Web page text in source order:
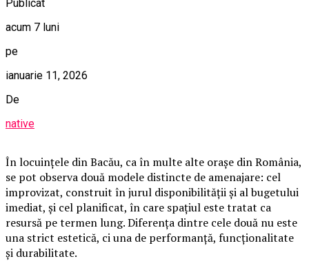
Publicat
acum 7 luni
pe
ianuarie 11, 2026
De
native
În locuințele din Bacău, ca în multe alte orașe din România,
se pot observa două modele distincte de amenajare: cel
improvizat, construit în jurul disponibilității și al bugetului
imediat, și cel planificat, în care spațiul este tratat ca
resursă pe termen lung. Diferența dintre cele două nu este
una strict estetică, ci una de performanță, funcționalitate
și durabilitate.